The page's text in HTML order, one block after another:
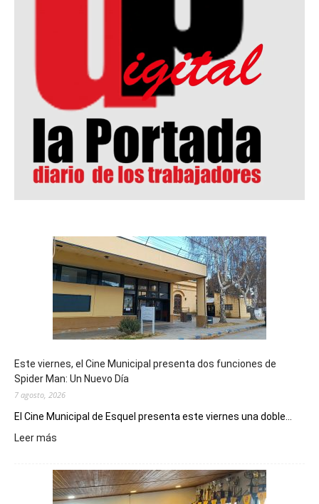
Este viernes, el Cine Municipal presenta dos funciones de
Spider Man: Un Nuevo Día
7 agosto, 2026
El Cine Municipal de Esquel presenta este viernes una doble...
Leer más
viernes,
el
Cine